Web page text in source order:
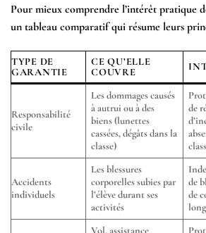
Pour mieux comprendre l’intérêt pratique
un tableau comparatif qui résume leurs
TYPE DE
GARANTIE
CE QU’ELLE
COUVRE
Responsabilité
civile
Les dommages causés
à autrui ou à des
biens (lunettes
cassées, dégâts dans la
classe)
de
Accidents
individuels
Les blessures
corporelles subies par
l’élève durant ses
activités
de
de
Vol, assistance